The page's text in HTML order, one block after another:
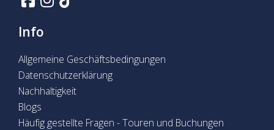
Info
Allgemeine Geschäftsbedingungen
Datenschutzerklärung
Nachhaltigkeit
Blogs
Häufig gestellte Fragen - Touren und Buchungen